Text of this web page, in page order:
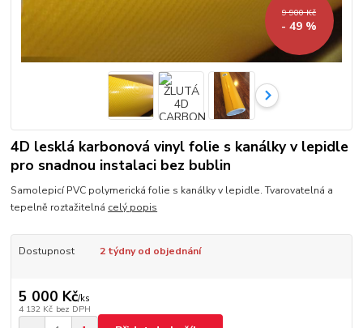
9 900 Kč
- 49 %
4D lesklá karbonová vinyl folie s kanálky v lepidle
pro snadnou instalaci bez bublin
Samolepicí PVC polymerická folie s kanálky v lepidle. Tvarovatelná a
tepelně roztažitelná celý popis
Dostupnost 2 týdny od objednání
5 000 Kč/ks
4 132 Kč bez DPH